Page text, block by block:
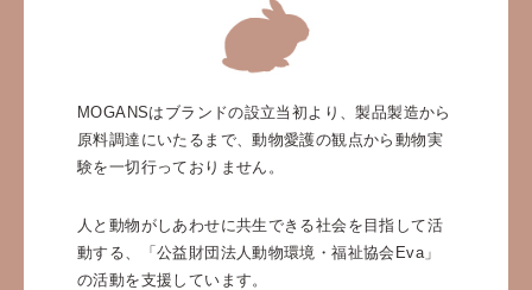
MOGANSはブランドの設立当初より、製品製造から
原料調達にいたるまで、動物愛護の観点から動物実
験を一切行っておりません。
人と動物がしあわせに共生できる社会を目指して活
動する、「公益財団法人動物環境・福祉協会Eva」
の活動を支援しています。